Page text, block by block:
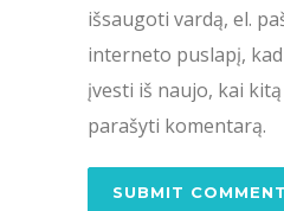
išsaugoti vardą, el.
interneto puslapį,
įvesti iš naujo, kai
parašyti komentarą.